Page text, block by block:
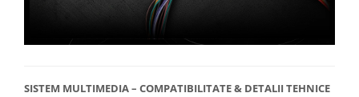
SISTEM MULTIMEDIA – COMPATIBILITATE & DETALII TEHNICE